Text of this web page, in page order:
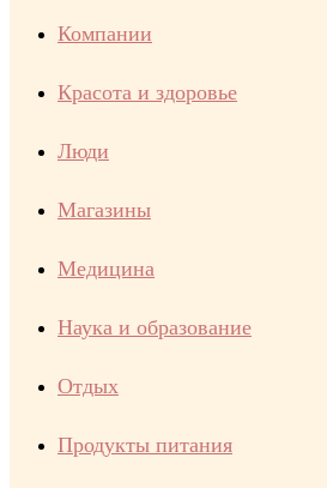
Компании
Красота и здоровье
Люди
Магазины
Медицина
Наука и образование
Отдых
Продукты питания